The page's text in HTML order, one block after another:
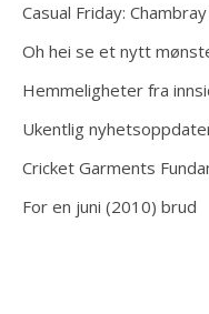
Casual Friday:
Oh hei se et nytt
Hemmeligheter fra
Ukentlig
Cricket Garments
For en juni (2010) brud